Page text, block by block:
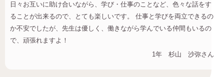
日々お互いに助け合いながら、学び・仕事のことなど、色々な話をす
ることが出来るので、とても楽しいです。 仕事と学びを両立できるの
か不安でしたが、先生は優しく、働きながら学んでいる仲間もいるの
で、頑張れますよ！
1年 杉山 沙弥さん